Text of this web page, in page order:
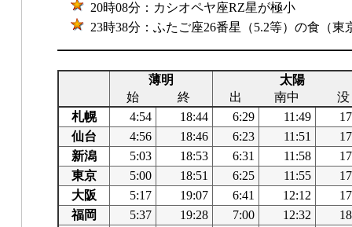
20時08分：カシオペヤ座RZ星が極小
23時38分：ふたご座26番星（5.2等）の食（東
薄明
太陽
始
終 出 南中
没
札幌
4:54 18:44 6:29 11:49
仙台
4:56 18:46 6:23 11:51
新潟
5:03 18:53 6:31 11:58
東京
5:00 18:51 6:25 11:55
大阪
5:17 19:07 6:41 12:12
福岡
5:37 19:28 7:00 12:32